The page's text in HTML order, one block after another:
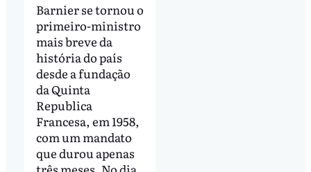
Barnier se tornou o
primeiro-ministro
mais breve da
história do país
desde a fundação
da Quinta
Republica
Francesa, em 1958,
com um mandato
que durou apenas